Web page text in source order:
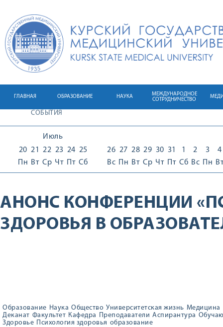
ГЛАВНАЯ ОБРАЗОВАНИЕ НАУКА
МЕЖДУНАРОДНОЕ
СОТРУДНИЧЕСТВО
СОБЫТИЯ
Июль
20
Пн
21
Вт
22
Ср
23
Чт
24
Пт
25
Сб
26
Вс
27
Пн
28
Вт
29
Ср
30
Чт
31
Пт
1
Сб
2
Вс
3
Пн
4
АНОНС КОНФЕРЕНЦИИ
ЗДОРОВЬЯ В
Образование Наука Общество Университетская жизнь Медицина
Деканат Факультет Кафедра Преподаватели Аспирантура
Здоровье Психология здоровья образование